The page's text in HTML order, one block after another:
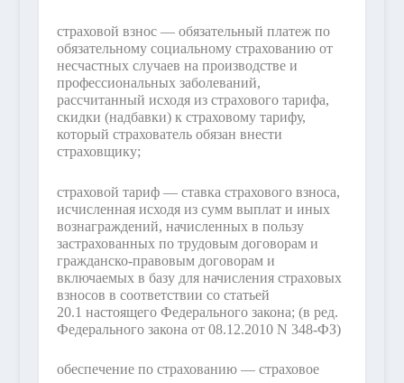
страховой взнос — обязательный платеж по
обязательному социальному страхованию от
несчастных случаев на производстве и
профессиональных заболеваний,
рассчитанный исходя из страхового тарифа,
скидки (надбавки) к страховому тарифу,
который страхователь обязан внести
страховщику;
страховой тариф — ставка страхового взноса,
исчисленная исходя из сумм выплат и иных
вознаграждений, начисленных в пользу
застрахованных по трудовым договорам и
гражданско-правовым договорам и
включаемых в базу для начисления страховых
взносов в соответствии со статьей
20.1 настоящего Федерального закона; (в ред.
Федерального закона от 08.12.2010 N 348-ФЗ)
обеспечение по страхованию — страховое